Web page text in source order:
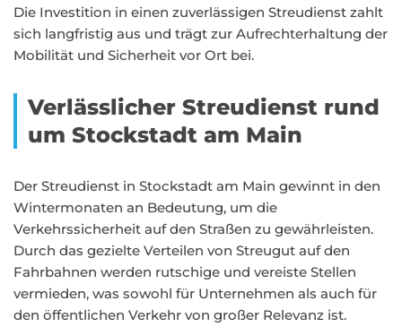
Die Investition in einen zuverlässigen Streudienst zahlt
sich langfristig aus und trägt zur Aufrechterhaltung der
Mobilität und Sicherheit vor Ort bei.
Verlässlicher Streudienst rund
um Stockstadt am Main
Der Streudienst in Stockstadt am Main gewinnt in den
Wintermonaten an Bedeutung, um die
Verkehrssicherheit auf den Straßen zu gewährleisten.
Durch das gezielte Verteilen von Streugut auf den
Fahrbahnen werden rutschige und vereiste Stellen
vermieden, was sowohl für Unternehmen als auch für
den öffentlichen Verkehr von großer Relevanz ist.